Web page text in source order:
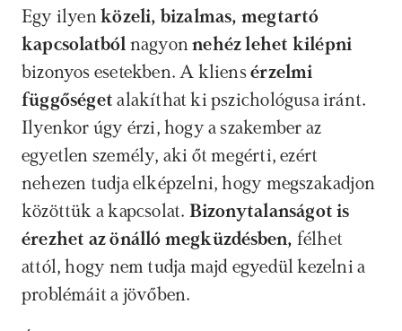
Egy ilyen közeli, bizalmas, megtartó
kapcsolatból nagyon nehéz lehet kilépni
bizonyos esetekben. A kliens érzelmi
függőséget alakíthat ki pszichológusa iránt.
Ilyenkor úgy érzi, hogy a szakember az
egyetlen személy, aki őt megérti, ezért
nehezen tudja elképzelni, hogy megszakadjon
közöttük a kapcsolat. Bizonytalanságot is
érezhet az önálló megküzdésben, félhet
attól, hogy nem tudja majd egyedül kezelni a
problémáit a jövőben.